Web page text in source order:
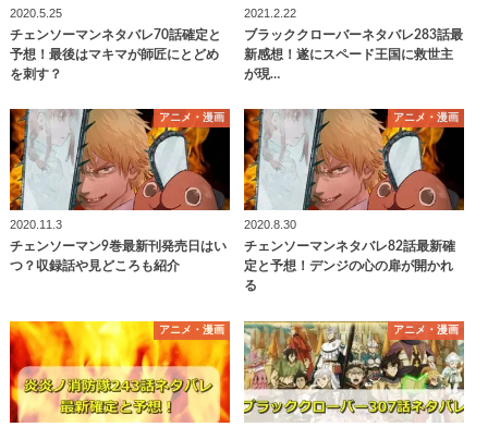
2020.5.25
チェンソーマンネタバレ70話確定と
予想！最後はマキマが師匠にとどめ
を刺す？
2021.2.22
ブラッククローバーネタバレ283話最
新感想！遂にスペード王国に救世主
が現…
アニメ・漫画
2020.11.3
チェンソーマン9巻最新刊発売日はい
つ？収録話や見どころも紹介
アニメ・漫画
2020.8.30
チェンソーマンネタバレ82話最新確
定と予想！デンジの心の扉が開かれ
る
アニメ・漫画 アニメ・漫画